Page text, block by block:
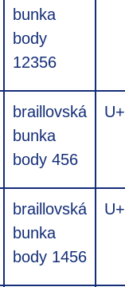
bunka
body
12356
braillovská
bunka
body 456
braillovská
bunka
body 1456